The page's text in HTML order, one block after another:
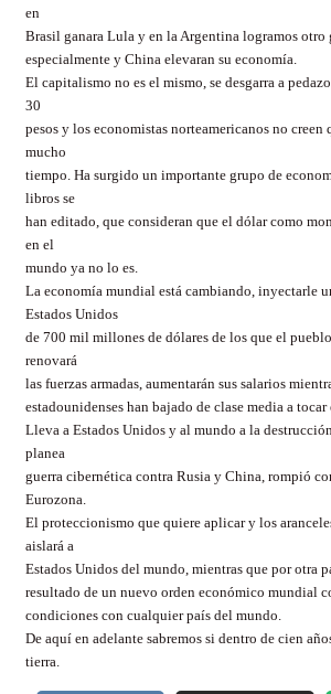
en
Brasil ganara Lula y en la Argentina logramos otro
especialmente y China elevaran su economía.
El capitalismo no es el mismo, se desgarra a
30
pesos y los economistas norteamericanos no creen
mucho
tiempo. Ha surgido un importante grupo de
libros se
han editado, que consideran que el dólar como
en el
mundo ya no lo es.
La economía mundial está cambiando, inyectarle
Estados Unidos
de 700 mil millones de dólares de los que el
renovará
las fuerzas armadas, aumentarán sus salarios
estadounidenses han bajado de clase media a
Lleva a Estados Unidos y al mundo a la
planea
guerra cibernética contra Rusia y China, rompió
Eurozona.
El proteccionismo que quiere aplicar y los
aislará a
Estados Unidos del mundo, mientras que por otra
resultado de un nuevo orden económico mundial
condiciones con cualquier país del mundo.
De aquí en adelante sabremos si dentro de cien
tierra.